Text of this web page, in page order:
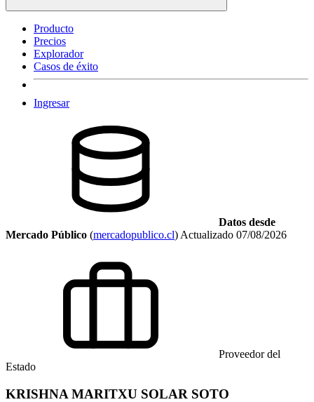
Producto
Precios
Explorador
Casos de éxito
Ingresar
Datos desde
Mercado Público (mercadopublico.cl) Actualizado 07/08/2026
Proveedor del
Estado
KRISHNA MARITXU SOLAR SOTO